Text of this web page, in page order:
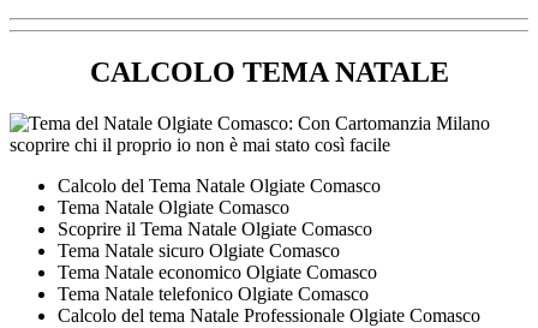
CALCOLO TEMA NATALE
Calcolo del Tema Natale Olgiate Comasco
Tema Natale Olgiate Comasco
Scoprire il Tema Natale Olgiate Comasco
Tema Natale sicuro Olgiate Comasco
Tema Natale economico Olgiate Comasco
Tema Natale telefonico Olgiate Comasco
Calcolo del tema Natale Professionale Olgiate Comasco